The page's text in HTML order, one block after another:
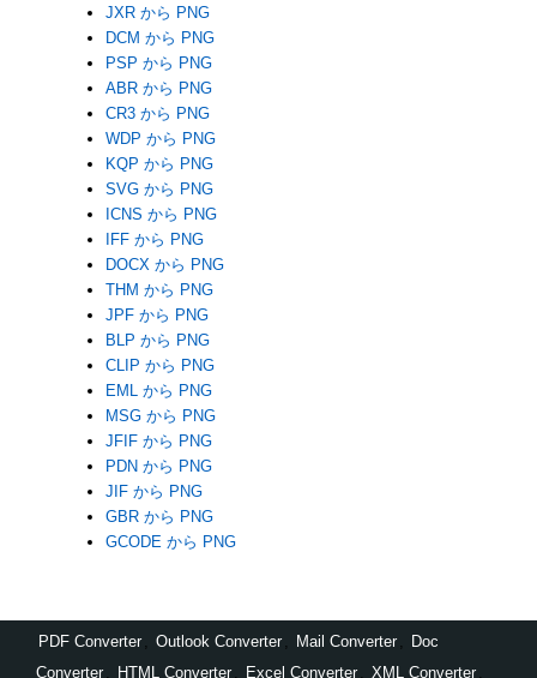
JXR から PNG
DCM から PNG
PSP から PNG
ABR から PNG
CR3 から PNG
WDP から PNG
KQP から PNG
SVG から PNG
ICNS から PNG
IFF から PNG
DOCX から PNG
THM から PNG
JPF から PNG
BLP から PNG
CLIP から PNG
EML から PNG
MSG から PNG
JFIF から PNG
PDN から PNG
JIF から PNG
GBR から PNG
GCODE から PNG
PDF Converter Outlook Converter Mail Converter
Doc
Converter
HTML Converter Excel Converter XML Converter